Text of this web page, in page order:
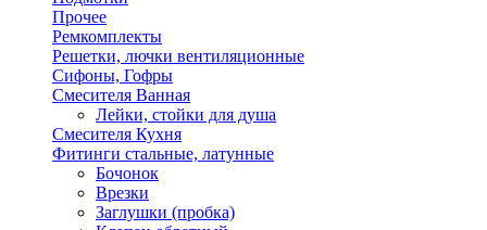
Прочее
Ремкомплекты
Решетки, лючки вентиляционные
Сифоны, Гофры
Смесителя Ванная
Лейки, стойки для душа
Смесителя Кухня
Фитинги стальные, латунные
Бочонок
Врезки
Заглушки (пробка)